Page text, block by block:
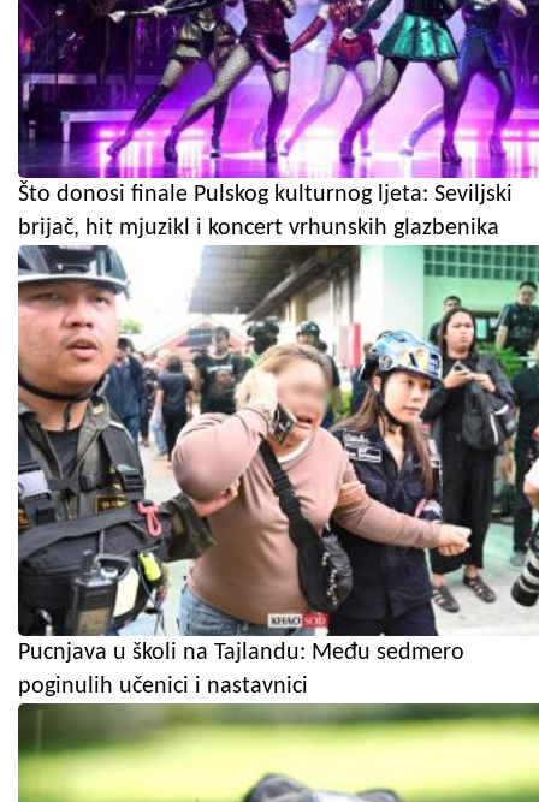
Što donosi finale Pulskog kulturnog ljeta: Seviljski
brijač, hit mjuzikl i koncert vrhunskih glazbenika
Pucnjava u školi na Tajlandu: Među sedmero
poginulih učenici i nastavnici